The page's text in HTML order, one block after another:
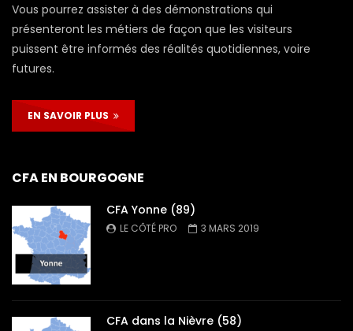
Vous pourrez assister à des démonstrations qui
présenteront les métiers de façon que les visiteurs
puissent être informés des réalités quotidiennes, voire
futures.
EN SAVOIR PLUS
CFA EN BOURGOGNE
CFA Yonne (89)
LE CÔTÉ PRO 3 MARS 2019
CFA dans la Nièvre (58)